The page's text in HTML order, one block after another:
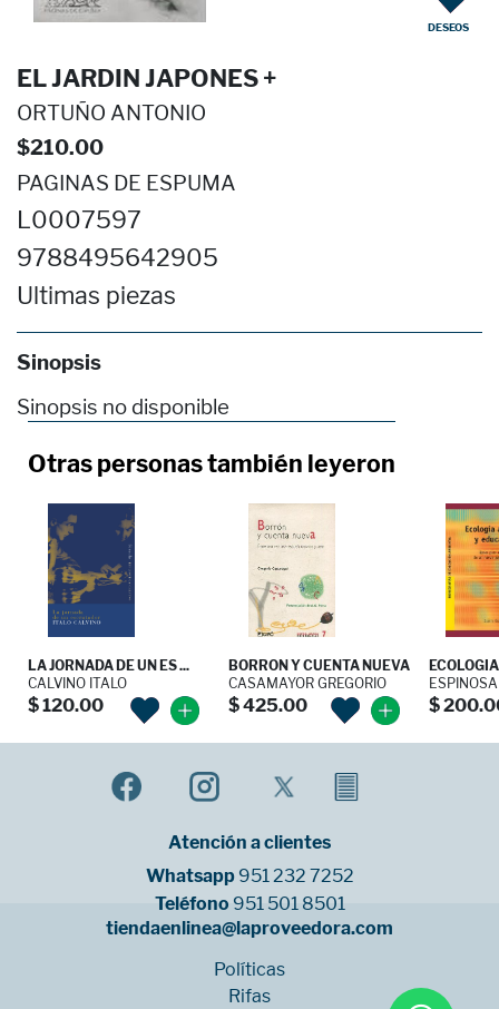
EL JARDIN JAPONES +
ORTUÑO ANTONIO
$210.00
PAGINAS DE ESPUMA
L0007597
9788495642905
Ultimas piezas
Sinopsis
DESEOS
Sinopsis no disponible
Otras personas también leyeron
LA JORNADA DE UN ES ...
CALVINO ITALO
$ 120.00
BORRON Y CUENTA NUEVA
CASAMAYOR GREGORIO
$ 425.00 $
Atención a clientes
Whatsapp 951 232 7252
Teléfono 951 501 8501
tiendaenlinea@laproveedora.com
Políticas
Rifas